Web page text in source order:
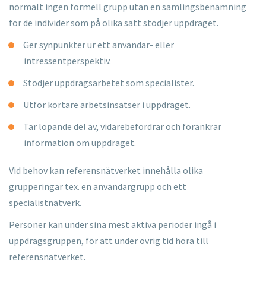
normalt ingen formell grupp utan en samlingsbenämning
för de individer som på olika sätt stödjer uppdraget.
Ger synpunkter ur ett användar- eller
intressentperspektiv.
Stödjer uppdragsarbetet som specialister.
Utför kortare arbetsinsatser i uppdraget.
Tar löpande del av, vidarebefordrar och förankrar
information om uppdraget.
Vid behov kan referensnätverket innehålla olika
grupperingar tex. en användargrupp och ett
specialistnätverk.
Personer kan under sina mest aktiva perioder ingå i
uppdragsgruppen, för att under övrig tid höra till
referensnätverket.